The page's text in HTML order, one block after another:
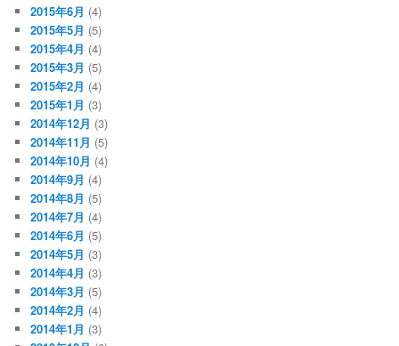
2015年6月 (4)
2015年5月 (5)
2015年4月 (4)
2015年3月 (5)
2015年2月 (4)
2015年1月 (3)
2014年12月 (3)
2014年11月 (5)
2014年10月 (4)
2014年9月 (4)
2014年8月 (5)
2014年7月 (4)
2014年6月 (5)
2014年5月 (3)
2014年4月 (3)
2014年3月 (5)
2014年2月 (4)
2014年1月 (3)